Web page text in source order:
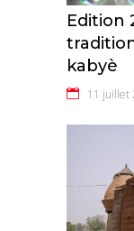
Edition
kabyè
11 juillet